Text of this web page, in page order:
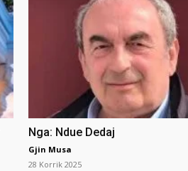
Nga: Ndue Dedaj
Gjin Musa
28 Korrik 2025